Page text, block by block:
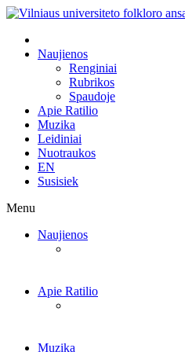
Naujienos
Renginiai
Rubrikos
Spaudoje
Apie Ratilio
Muzika
Leidiniai
Nuotraukos
EN
Susisiek
Menu
Naujienos
Apie Ratilio
Muzika